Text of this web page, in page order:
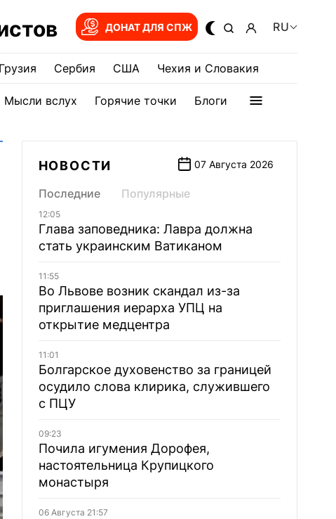
ДОНАТ ДЛЯ СПЖ RU
Грузия Сербия США Чехия и Словакия
Мысли вслух Горячие точки Блоги
НОВОСТИ 07 Августа 2026
Последние Популярные
12:05
Глава заповедника: Лавра должна
стать украинским Ватиканом
11:55
Во Львове возник скандал из-за
приглашения иерарха УПЦ на
открытие медцентра
11:01
Болгарское духовенство за границей
осудило слова клирика, служившего
с ПЦУ
09:23
Почила игумения Дорофея,
настоятельница Крупицкого
монастыря
06 Августа 21:57